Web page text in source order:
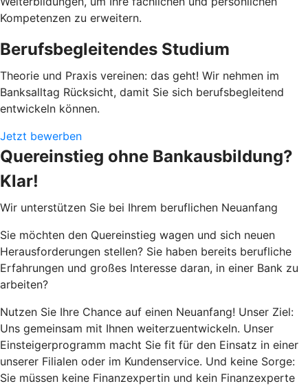
Kompetenzen zu erweitern.
Berufsbegleitendes Studium
Theorie und Praxis vereinen: das geht! Wir nehmen im
Banksalltag Rücksicht, damit Sie sich berufsbegleitend
entwickeln können.
Jetzt bewerben
Quereinstieg ohne Bankausbildung?
Klar!
Wir unterstützen Sie bei Ihrem beruflichen Neuanfang
Sie möchten den Quereinstieg wagen und sich neuen
Herausforderungen stellen? Sie haben bereits berufliche
Erfahrungen und großes Interesse daran, in einer Bank zu
arbeiten?
Nutzen Sie Ihre Chance auf einen Neuanfang! Unser Ziel:
Uns gemeinsam mit Ihnen weiterzuentwickeln. Unser
Einsteigerprogramm macht Sie fit für den Einsatz in einer
unserer Filialen oder im Kundenservice. Und keine Sorge:
Sie müssen keine Finanzexpertin und kein Finanzexperte